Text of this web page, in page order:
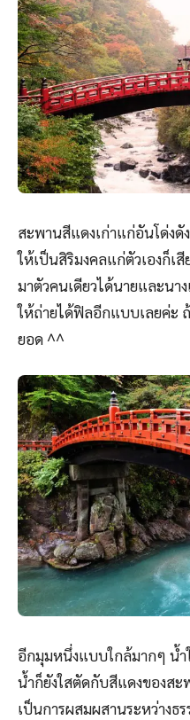
สะพานสีแดงเก่าแก่อันโด่ง
ให้เป็นสิริมงคลแก่ตัวเองก็เ
มาตัวคนเดียวได้นายและน
ให้ถ่ายได้ฟิลอีกแบบเลยค่ะ
ยอด ^^
อีกมุมหนึ่งแบบใกล้มากๆ น้
น้ำก็ยังใสตัดกับสีแดงของส
เป็นการผสมผสานระหว่างธ